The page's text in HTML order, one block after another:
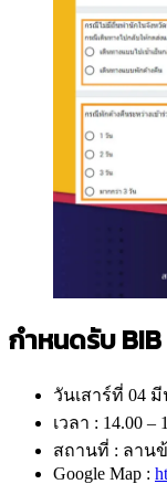
กำหนดรับ BIB
วันเสาร์ที่ 04
เวลา : 14.00 –
สถานที่ : ลาน
Google Map :